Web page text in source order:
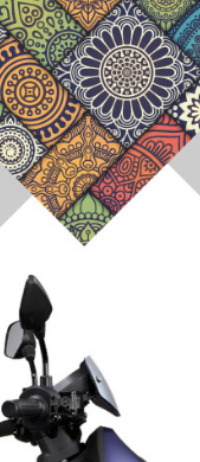
手續完成當下不需立刻繳費，
家。未經商家同意取消之訂單
關費用。
請以「AFTEE先享後付 」之
繳費後需取消欲退款等相關疑
」https://
科技股份有限公司提供之「
務之必要範圍內提供個人資料
沛科技股份有限公司。
料處理事宜，請瀏覽以下網址：
#terms3
用者請事先徵得法定代理人或
付」，若未經同意申辦者引
先享後付」時，將依據個
同之上限額度；若仍有額度不
行身份認證。
冊多個帳號或使用他人資訊註
份有限公司將有權停止該用戶